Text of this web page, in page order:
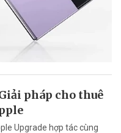
pháp cho thuê
Upgrade hợp tác cùng